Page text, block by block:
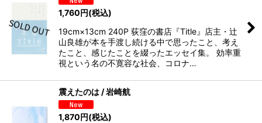
1,760円(税込)
19cm×13cm 240P 荻窪の書店『Title』店主・辻
山良雄が本を手渡し続ける中で思ったこと、考え
たこと、感じたことを綴ったエッセイ集。 効率重
視という名の不寛容な社会、コロナ…
震えたのは / 岩崎航
1,870円(税込)